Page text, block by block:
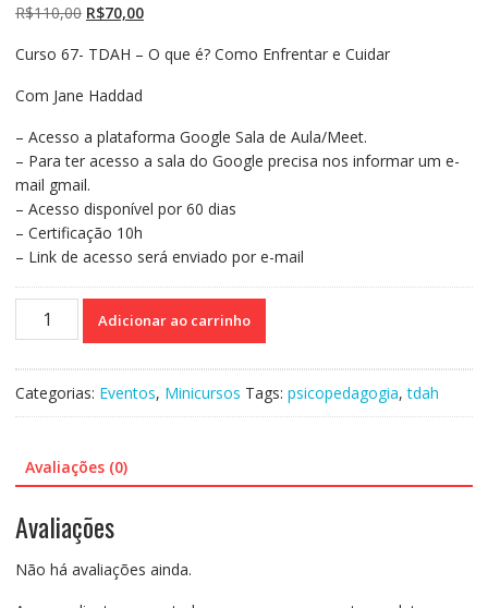
R$110,00 O
original
R$110,00.
R$70,00O
atual
Curso 67- TDAH – O que é? Como Enfrentar e Cuidar
Com Jane Haddad
– Acesso a plataforma Google Sala de Aula/Meet.
– Para ter acesso a sala do Google precisa nos informar um e-
mail gmail.
– Acesso disponível por 60 dias
– Certificação 10h
– Link de acesso será enviado por e-mail
Curso
O
Como
e
quantidade
Adicionar ao carrinho
Categorias: Eventos, Minicursos Tags: psicopedagogia,tdah
Avaliações (0)
Avaliações
Não há avaliações ainda.